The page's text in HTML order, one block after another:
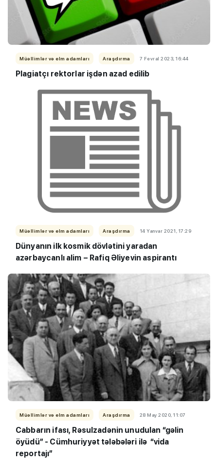
Müəllimlər və elm adamları Araşdırma 7 Fevral 2023, 16:44
Plagiatçı rektorlar işdən azad edilib
Müəllimlər və elm adamları Araşdırma 14 Yanvar 2021, 17:29
Dünyanın ilk kosmik dövlətini yaradan
azərbaycanlı alim – Rafiq Əliyevin aspirantı
Müəllimlər və elm adamları Araşdırma 28 May 2020, 11:07
Cabbarın ifası, Rəsulzadənin unudulan “gəlin
öyüdü” - Cümhuriyyət tələbələri ilə “vida
reportajı”